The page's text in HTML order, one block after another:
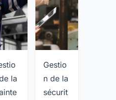
la
Gestio
n de la
sécurit